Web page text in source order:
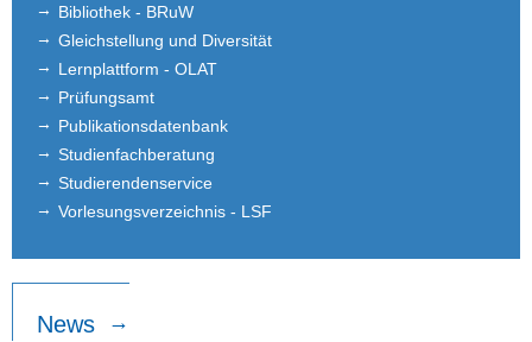
Bibliothek - BRuW
Gleichstellung und Diversität
Lernplattform - OLAT
Prüfungsamt
Publikationsdatenbank
Studienfachberatung
Studierendenservice
Vorlesungsverzeichnis - LSF
News